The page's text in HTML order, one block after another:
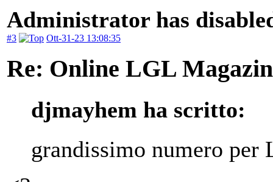
Administrator has
#3 Ott-31-23 13:08:35
Re: Online LGL
djmayhem ha scritto:
grandissimo numero per